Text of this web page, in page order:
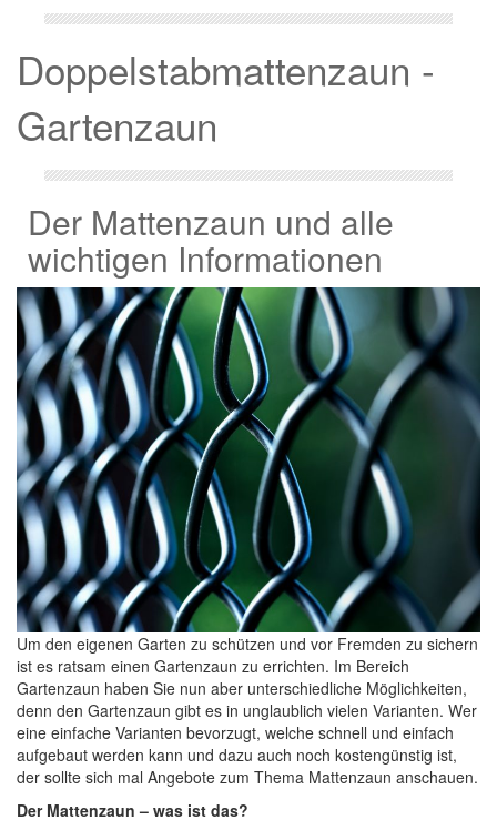
Doppelstabmattenzaun -
Gartenzaun
Der Mattenzaun und alle
wichtigen Informationen
Um den eigenen Garten zu schützen und vor Fremden zu sichern
ist es ratsam einen Gartenzaun zu errichten. Im Bereich
Gartenzaun haben Sie nun aber unterschiedliche Möglichkeiten,
denn den Gartenzaun gibt es in unglaublich vielen Varianten. Wer
eine einfache Varianten bevorzugt, welche schnell und einfach
aufgebaut werden kann und dazu auch noch kostengünstig ist,
der sollte sich mal Angebote zum Thema Mattenzaun anschauen.
Der Mattenzaun – was ist das?